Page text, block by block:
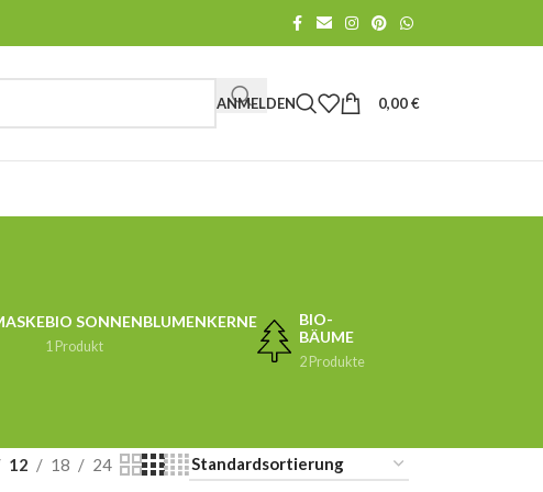
ANMELDEN 0,00€
BIO SONNENBLUMENKERNE
1 Produkt
BIO-
BÄUME
2 Produkte
12 18 24